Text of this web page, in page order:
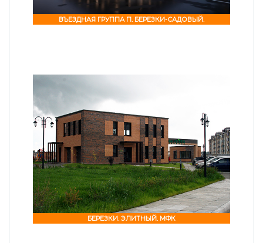
ВЪЕЗДНАЯ ГРУППА П. БЕРЕЗКИ-САДОВЫЙ.
БЕРЕЗКИ. ЭЛИТНЫЙ. МФК